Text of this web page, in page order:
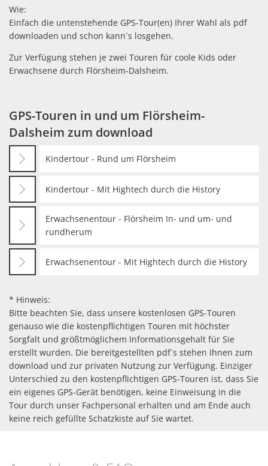
Wie:
Einfach die untenstehende GPS-Tour(en) Ihrer Wahl als pdf
downloaden und schon kann´s losgehen.
Zur Verfügung stehen je zwei Touren für coole Kids oder
Erwachsene durch Flörsheim-Dalsheim.
GPS-Touren in und um Flörsheim-
Dalsheim zum download
Kindertour - Rund um Flörsheim
Kindertour - Mit Hightech durch die History
Erwachsenentour - Flörsheim In- und um- und
rundherum
Erwachsenentour - Mit Hightech durch die History
* Hinweis:
Bitte beachten Sie, dass unsere kostenlosen GPS-Touren
genauso wie die kostenpflichtigen Touren mit höchster
Sorgfalt und größtmöglichem Informationsgehalt für Sie
erstellt wurden. Die bereitgestellten pdf´s stehen Ihnen zum
download und zur privaten Nutzung zur Verfügung. Einziger
Unterschied zu den kostenpflichtigen GPS-Touren ist, dass Sie
ein eigenes GPS-Gerät benötigen, keine Einweisung in die
Tour durch unser Fachpersonal erhalten und am Ende auch
keine reich gefüllte Schatzkiste auf Sie wartet.